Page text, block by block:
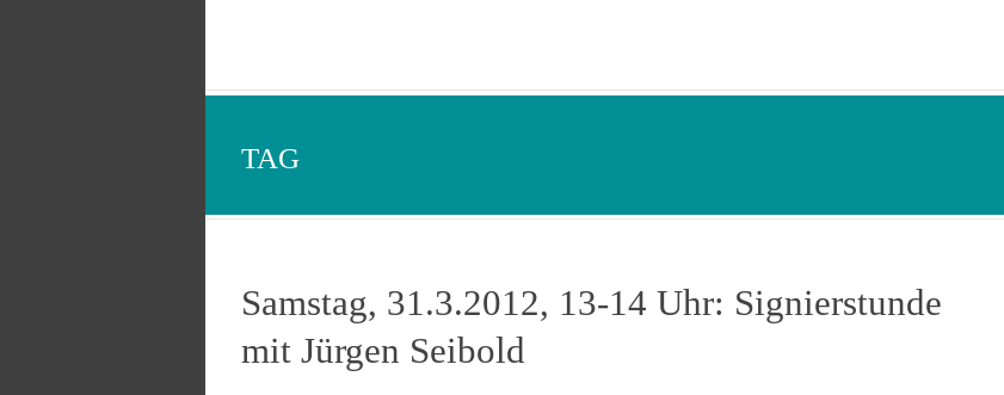
TAG
Samstag, 31.3.2012, 13-14 Uhr: Signierstunde
mit Jürgen Seibold